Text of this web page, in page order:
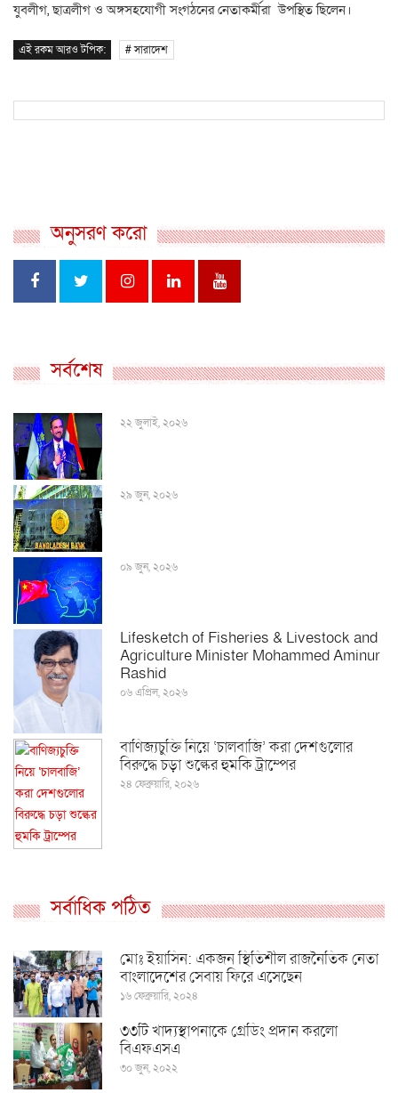
যুবলীগ, ছাত্রলীগ ও অঙ্গসহযোগী সংগঠনের নেতাকর্মীরা উপস্থিত ছিলেন।
এই রকম আরও টপিক: # সারাদেশ
অনুসরণ করো
সর্বশেষ
২২ জুলাই, ২০২৬
২৯ জুন, ২০২৬
০৯ জুন, ২০২৬
Lifesketch of Fisheries & Livestock and
Agriculture Minister Mohammed Aminur
Rashid
০৬ এপ্রিল, ২০২৬
বাণিজ্যচুক্তি নিয়ে ‘চালবাজি’ করা দেশগুলোর
বিরুদ্ধে চড়া শুল্কের হুমকি ট্রাম্পের
২৪ ফেব্রুয়ারি, ২০২৬
সর্বাধিক পঠিত
মোঃ ইয়াসিন: একজন স্থিতিশীল রাজনৈতিক নেতা
বাংলাদেশের সেবায় ফিরে এসেছেন
১৬ ফেব্রুয়ারি, ২০২৪
৩৩টি খাদ্যস্থাপনাকে গ্রেডিং প্রদান করলো
বিএফএসএ
৩০ জুন, ২০২২